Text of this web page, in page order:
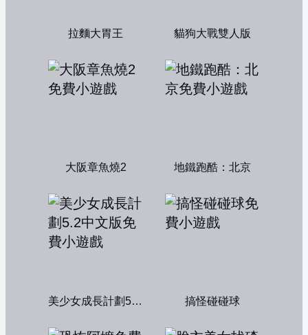
拉麵大胃王 貓狗大戰雙人版
大阪章魚燒2 地鐵跑酷：北京
美少女成長計劃5.2中文版 搞怪碰碰球